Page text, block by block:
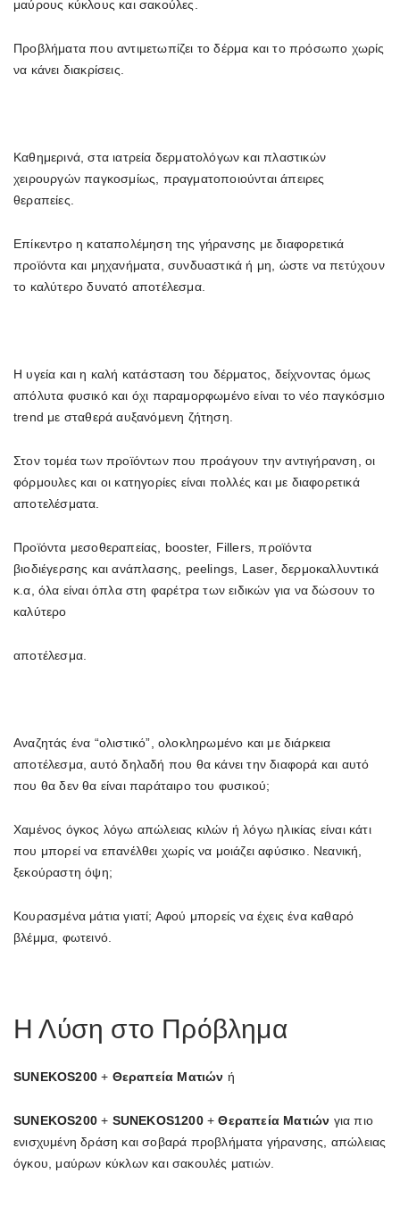
μαύρους κύκλους και σακούλες.
Προβλήματα που αντιμετωπίζει το δέρμα και το πρόσωπο χωρίς
να κάνει διακρίσεις.
Καθημερινά, στα ιατρεία δερματολόγων και πλαστικών
χειρουργών παγκοσμίως, πραγματοποιούνται άπειρες
θεραπείες.
Επίκεντρο η καταπολέμηση της γήρανσης με διαφορετικά
προϊόντα και μηχανήματα, συνδυαστικά ή μη, ώστε να πετύχουν
το καλύτερο δυνατό αποτέλεσμα.
Η υγεία και η καλή κατάσταση του δέρματος, δείχνοντας όμως
απόλυτα φυσικό και όχι παραμορφωμένο είναι το νέο παγκόσμιο
trend με σταθερά αυξανόμενη ζήτηση.
Στον τομέα των προϊόντων που προάγουν την αντιγήρανση, οι
φόρμουλες και οι κατηγορίες είναι πολλές και με διαφορετικά
αποτελέσματα.
Προϊόντα μεσοθεραπείας, booster, Fillers, προϊόντα
βιοδιέγερσης και ανάπλασης, peelings, Laser, δερμοκαλλυντικά
κ.α, όλα είναι όπλα στη φαρέτρα των ειδικών για να δώσουν το
καλύτερο
αποτέλεσμα.
Αναζητάς ένα “ολιστικό”, ολοκληρωμένο και με διάρκεια
αποτέλεσμα, αυτό δηλαδή που θα κάνει την διαφορά και αυτό
που θα δεν θα είναι παράταιρο του φυσικού;
Χαμένος όγκος λόγω απώλειας κιλών ή λόγω ηλικίας είναι κάτι
που μπορεί να επανέλθει χωρίς να μοιάζει αφύσικο. Νεανική,
ξεκούραστη όψη;
Κουρασμένα μάτια γιατί; Αφού μπορείς να έχεις ένα καθαρό
βλέμμα, φωτεινό.
Η Λύση στο Πρόβλημα
SUNEKOS200 + Θεραπεία Ματιών ή
SUNEKOS200 + SUNEKOS1200+Θεραπεία Ματιών για πιο
ενισχυμένη δράση και σοβαρά προβλήματα γήρανσης, απώλειας
όγκου, μαύρων κύκλων και σακουλές ματιών.